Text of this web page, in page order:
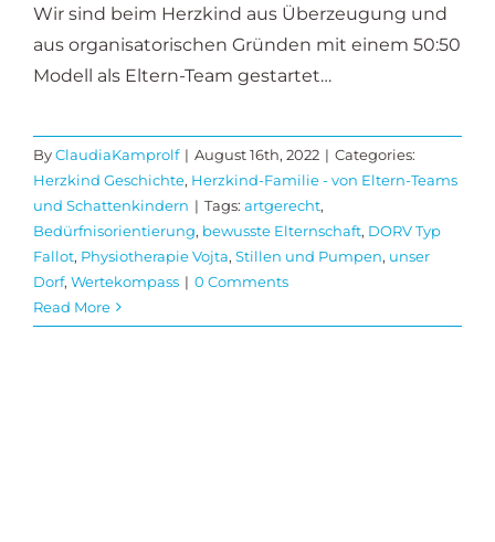
Wir sind beim Herzkind aus Überzeugung und
aus organisatorischen Gründen mit einem 50:50
Modell als Eltern-Team gestartet…
ByClaudiaKamprolf | August 16th, 2022 | Categories:
Herzkind Geschichte, Herzkind-Familie - von Eltern-Teams
und Schattenkindern | Tags: artgerecht,
Bedürfnisorientierung, bewusste Elternschaft, DORV Typ
Fallot, Physiotherapie Vojta, Stillen und Pumpen, unser
Dorf, Wertekompass | 0 Comments
Read More